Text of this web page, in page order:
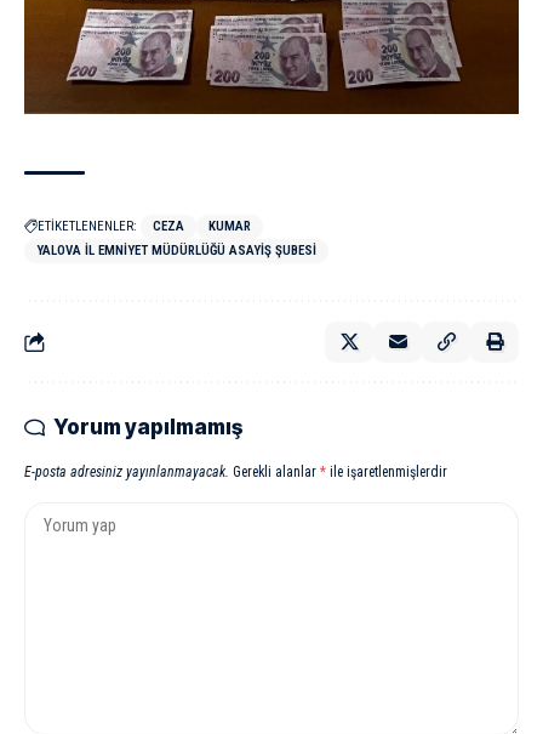
ETİKETLENENLER: CEZA
KUMAR
YALOVA İL EMNIYET MÜDÜRLÜĞÜ ASAYIŞ ŞUBESI
Yorum yapılmamış
E-posta adresiniz yayınlanmayacak. Gerekli alanlar * ile işaretlenmişlerdir